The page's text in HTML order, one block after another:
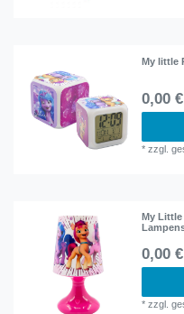
My little
0,00
*zzgl.
My Little
0,00
*zzgl.